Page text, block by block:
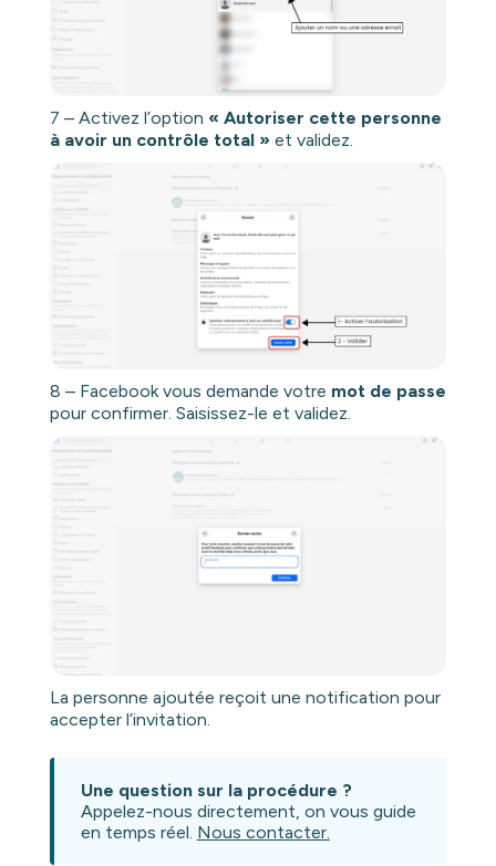
7 – Activez l’option « Autoriser cette personne
à avoir un contrôle total » et validez.
8 – Facebook vous demande votre mot de passe
pour confirmer. Saisissez-le et validez.
La personne ajoutée reçoit une notification pour
accepter l’invitation.
Une question sur la procédure ?
Appelez-nous directement, on vous guide
en temps réel. Nous contacter.